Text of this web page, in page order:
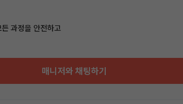
과정을 안전하고
매니저와 채팅하기